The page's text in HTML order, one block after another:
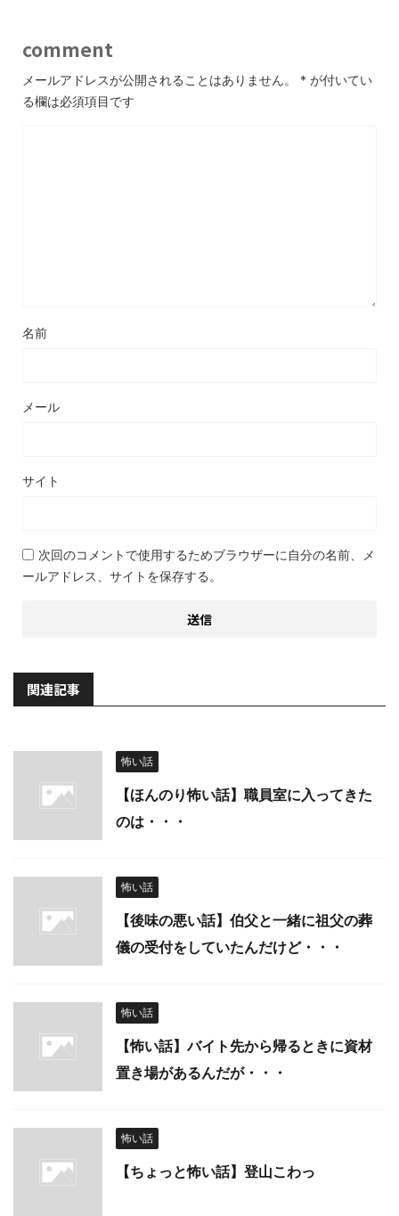
comment
メールアドレスが公開されることはありません。 * が付いてい
る欄は必須項目です
名前
メール
サイト
次回のコメントで使用するためブラウザーに自分の名前、メ
ールアドレス、サイトを保存する。
関連記事
怖い話
【ほんのり怖い話】職員室に入ってきた
のは・・・
怖い話
【後味の悪い話】伯父と一緒に祖父の葬
儀の受付をしていたんだけど・・・
怖い話
【怖い話】バイト先から帰るときに資材
置き場があるんだが・・・
怖い話
【ちょっと怖い話】登山こわっ